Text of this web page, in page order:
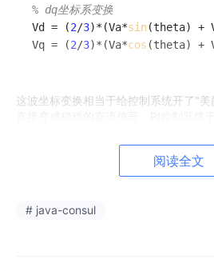
% dq坐标系变换
Vd = (2/3)*(Va*sin (theta) +
Vq = (2/3)*(Va*cos (theta) +
这波坐标变换相当于给控制系统开了"
二、锁相环：电网的"心跳检测仪"
骚操作——用Park变换把电网电压"拍扁"
阅读全文
# java-consul